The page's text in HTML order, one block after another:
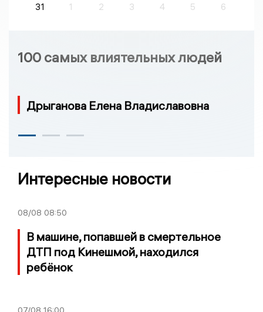
31
1 2 3 4 5 6
100 самых влиятельных людей
Дрыганова Елена Владиславовна
Интересные новости
08/08 08:50
В машине, попавшей в смертельное
ДТП под Кинешмой, находился
ребёнок